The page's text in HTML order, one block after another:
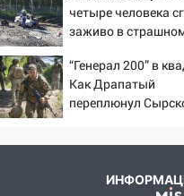
11:16
В
доску
10:40
В
нашли
садах 79-летнего
временно
четыре человека
заживо в
Новости
“Генерал 200” в
Как Драпатый
переплюнул